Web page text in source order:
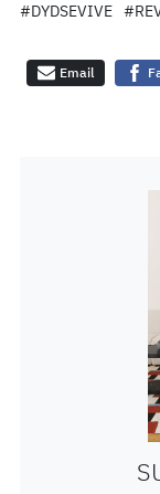
#DYDSEVIVE
Email